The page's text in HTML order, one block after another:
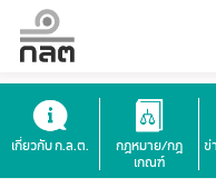
เกี่ยวกับ ก.ล.ต.
กฎหมาย/กฎ
เกณฑ์
ข่